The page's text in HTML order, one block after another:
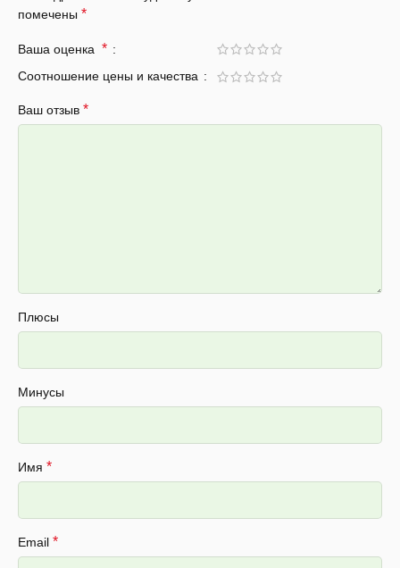
помечены *
Ваша оценка *
Соотношение цены и качества
Ваш отзыв *
Плюсы
Минусы
Имя *
Email *